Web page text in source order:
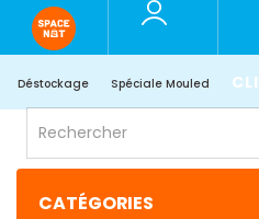
Déstockage Spéciale Mouled
CATÉGORIES